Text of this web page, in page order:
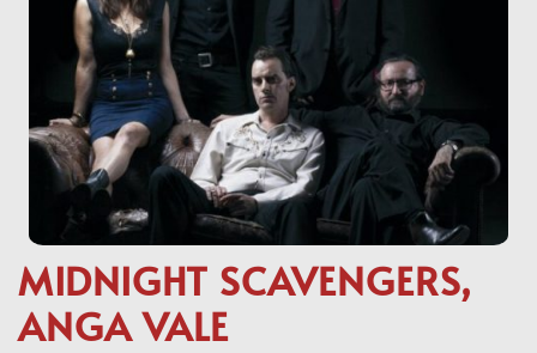
MIDNIGHT SCAVENGERS,
ANGA VALE